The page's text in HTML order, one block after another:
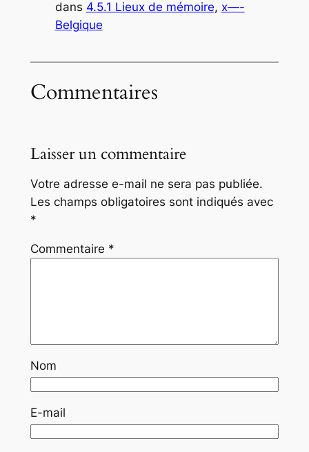
dans 4.5.1 Lieux de mémoire, x—-
Belgique
Commentaires
Laisser un commentaire
Votre adresse e-mail ne sera pas publiée.
Les champs obligatoires sont indiqués avec
*
Commentaire *
Nom
E-mail